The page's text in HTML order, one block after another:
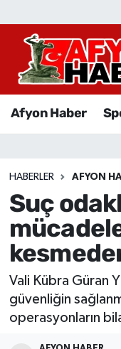
Afyon Haber
HABERLER AFYON
Suç
Vali Kübra Güran
güvenliğin
operasyonların
Afyon Haber
Sağlık
Eğitim
Ekonomi
Magazin